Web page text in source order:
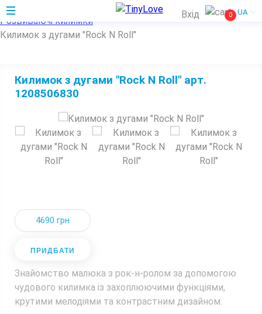
UA
Вхід 0
Home
Розвиваючі килимки
Килимок з дугами "Rock N Roll"
Килимок з дугами "Rock N Roll" арт.
1208506830
4690 грн
ПРИДБАТИ
Знайомство малюка з рок-н-ролом за допомогою
чудового килимка із захоплюючими функціями,
крутими мелодіями та контрастним дизайном.